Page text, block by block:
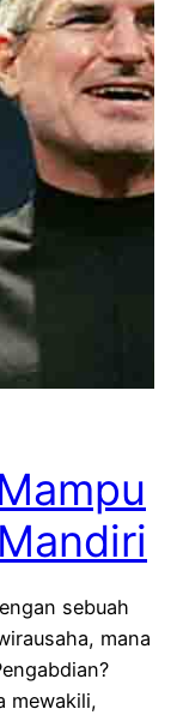
sebuah
mana
mewakili,